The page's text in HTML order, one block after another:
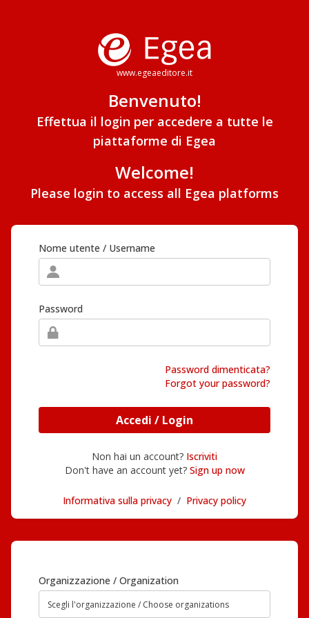
www.egeaeditore.it
Benvenuto!
Effettua il login per accedere a tutte le
piattaforme di Egea
Welcome!
Please login to access all Egea platforms
Nome utente / Username
Password
Password dimenticata?
Forgot your password?
Accedi / Login
Non hai un account? Iscriviti
Don't have an account yet? Sign up now
Informativa sulla privacy / Privacy policy
Organizzazione / Organization